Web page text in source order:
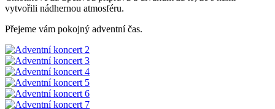
vytvořili nádhernou atmosféru.
Přejeme vám pokojný adventní čas.